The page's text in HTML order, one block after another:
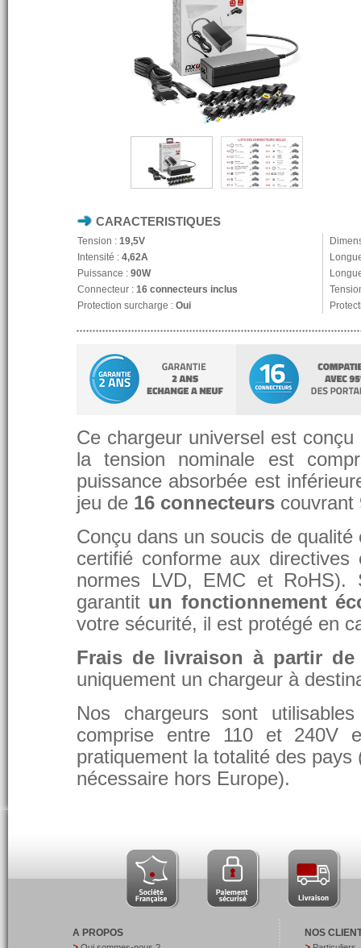
CARACTERISTIQUES
Tension : 19,5V
Intensité : 4,62A
Puissance : 90W
Connecteur : 16 connecteurs inclus
Protection surcharge : Oui
Ce chargeur universel est
la tension nominale est
puissance absorbée est
jeu de 16 connecteurs couvrant
Conçu dans un soucis de
certifié conforme aux
normes LVD, EMC et RoHS).
garantit un fonctionnement
votre sécurité, il est protégé en
Frais de livraison à partir de
uniquement un chargeur à
Nos chargeurs sont
comprise entre 110 et 240V
pratiquement la totalité des
nécessaire hors Europe).
A PROPOS NOS